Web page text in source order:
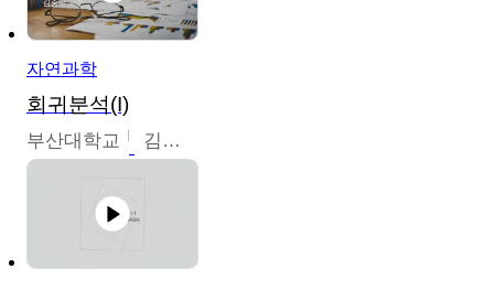
자연과학
회귀분석(I)
부산대학교 김충락